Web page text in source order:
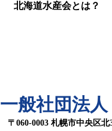
北海道水産会とは？
一般社団法
〒060-0003 札幌市中央区